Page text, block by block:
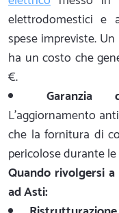
elettrodomestici e
spese impreviste.
ha un costo che
€.
Garanzia
L'aggiornamento
che la fornitura di
pericolose durante
Quando rivolgersi
ad Asti: